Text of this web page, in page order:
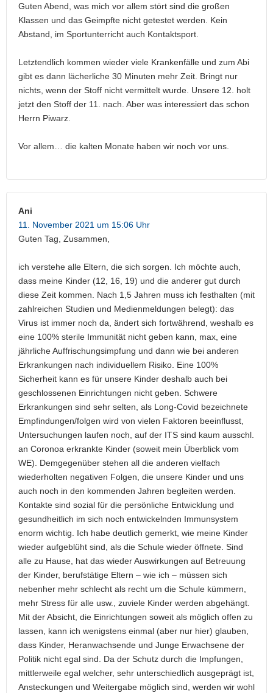
Guten Abend, was mich vor allem stört sind die großen
Klassen und das Geimpfte nicht getestet werden. Kein
Abstand, im Sportunterricht auch Kontaktsport.
Letztendlich kommen wieder viele Krankenfälle und zum Abi
gibt es dann lächerliche 30 Minuten mehr Zeit. Bringt nur
nichts, wenn der Stoff nicht vermittelt wurde. Unsere 12. holt
jetzt den Stoff der 11. nach. Aber was interessiert das schon
Herrn Piwarz.
Vor allem… die kalten Monate haben wir noch vor uns.
Ani
11. November 2021 um 15:06 Uhr
Guten Tag, Zusammen,
ich verstehe alle Eltern, die sich sorgen. Ich möchte auch,
dass meine Kinder (12, 16, 19) und die anderer gut durch
diese Zeit kommen. Nach 1,5 Jahren muss ich festhalten (mit
zahlreichen Studien und Medienmeldungen belegt): das
Virus ist immer noch da, ändert sich fortwährend, weshalb es
eine 100% sterile Immunität nicht geben kann, max, eine
jährliche Auffrischungsimpfung und dann wie bei anderen
Erkrankungen nach individuellem Risiko. Eine 100%
Sicherheit kann es für unsere Kinder deshalb auch bei
geschlossenen Einrichtungen nicht geben. Schwere
Erkrankungen sind sehr selten, als Long-Covid bezeichnete
Empfindungen/folgen wird von vielen Faktoren beeinflusst,
Untersuchungen laufen noch, auf der ITS sind kaum ausschl.
an Coronoa erkrankte Kinder (soweit mein Überblick vom
WE). Demgegenüber stehen all die anderen vielfach
wiederholten negativen Folgen, die unsere Kinder und uns
auch noch in den kommenden Jahren begleiten werden.
Kontakte sind sozial für die persönliche Entwicklung und
gesundheitlich im sich noch entwickelnden Immunsystem
enorm wichtig. Ich habe deutlich gemerkt, wie meine Kinder
wieder aufgeblüht sind, als die Schule wieder öffnete. Sind
alle zu Hause, hat das wieder Auswirkungen auf Betreuung
der Kinder, berufstätige Eltern – wie ich – müssen sich
nebenher mehr schlecht als recht um die Schule kümmern,
mehr Stress für alle usw., zuviele Kinder werden abgehängt.
Mit der Absicht, die Einrichtungen soweit als möglich offen zu
lassen, kann ich wenigstens einmal (aber nur hier) glauben,
dass Kinder, Heranwachsende und Junge Erwachsene der
Politik nicht egal sind. Da der Schutz durch die Impfungen,
mittlerweile egal welcher, sehr unterschiedlich ausgeprägt ist,
Ansteckungen und Weitergabe möglich sind, werden wir wohl